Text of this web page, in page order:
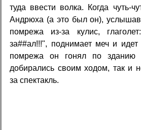
туда ввести волка. Когда чуть-
Андрюха (а это был он),
помрежа из-за кулис,
за##ал!!!", поднимает меч и
помрежа он гонял по
добирались своим ходом, так и
за спектакль.